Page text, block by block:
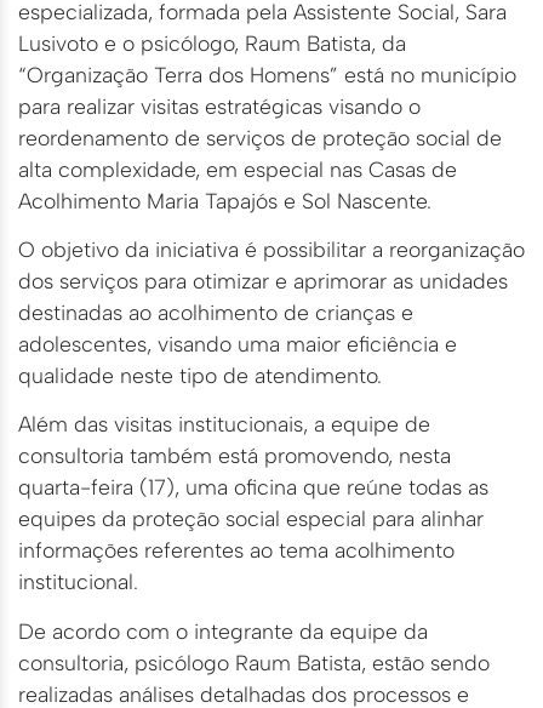
especializada, formada pela Assistente Social, Sara
Lusivoto e o psicólogo, Raum Batista, da
“Organização Terra dos Homens” está no município
para realizar visitas estratégicas visando o
reordenamento de serviços de proteção social de
alta complexidade, em especial nas Casas de
Acolhimento Maria Tapajós e Sol Nascente.
O objetivo da iniciativa é possibilitar a reorganização
dos serviços para otimizar e aprimorar as unidades
destinadas ao acolhimento de crianças e
adolescentes, visando uma maior eficiência e
qualidade neste tipo de atendimento.
Além das visitas institucionais, a equipe de
consultoria também está promovendo, nesta
quarta-feira (17), uma oficina que reúne todas as
equipes da proteção social especial para alinhar
informações referentes ao tema acolhimento
institucional.
De acordo com o integrante da equipe da
consultoria, psicólogo Raum Batista, estão sendo
realizadas análises detalhadas dos processos e